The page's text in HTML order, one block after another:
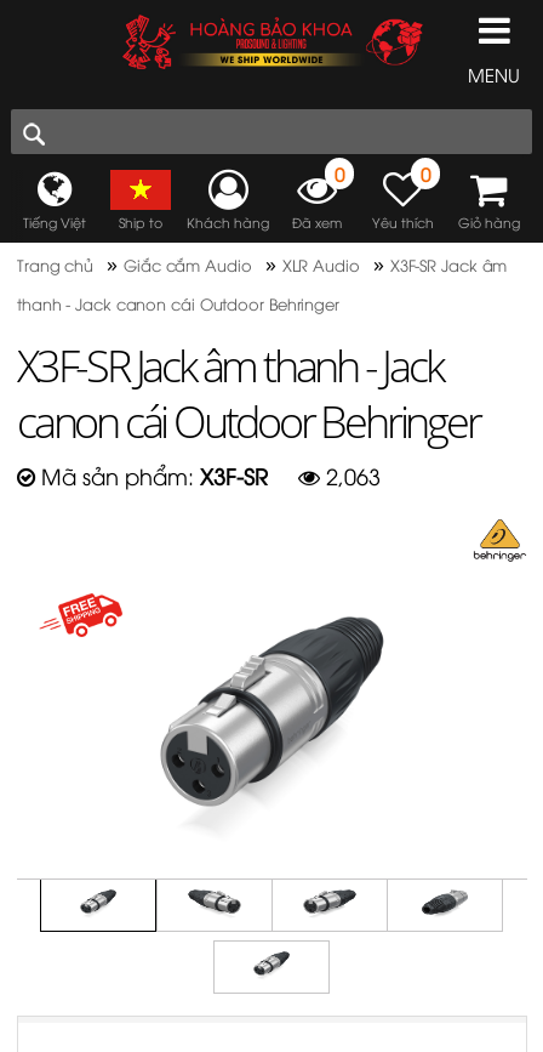
MENU
Tiếng Việt Ship to Khách hàng
0
Đã xem
0
Yêu thích Giỏ hàng
Trang chủ »Giắc cắm Audio » XLR Audio » X3F-SR Jack âm
thanh - Jack canon cái Outdoor Behringer
X3F-SR Jack âm thanh - Jack
canon cái Outdoor Behringer
Mã sản phẩm: X3F-SR 2,063